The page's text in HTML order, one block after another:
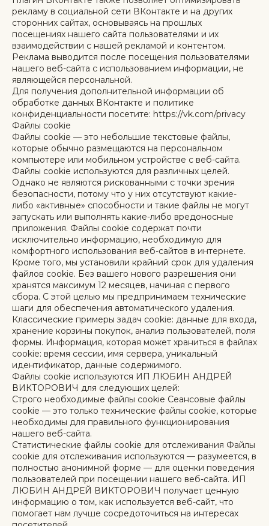
рекламу в социальной сети ВКонтакте и на других
сторонних сайтах, основываясь на прошлых
посещениях нашего сайта пользователями и их
взаимодействии с нашей рекламой и контентом.
Реклама выводится после посещения пользователями
нашего веб-сайта с использованием информации, не
являющейся персональной.
Для получения дополнительной информации об
обработке данных ВКонтакте и политике
конфиденциальности посетите: https://vk.com/privacy
Файлы cookie
Файлы cookie — это небольшие текстовые файлы,
которые обычно размещаются на персональном
компьютере или мобильном устройстве с веб-сайта.
Файлы cookie используются для различных целей.
Однако не являются рискованными с точки зрения
безопасности, потому что у них отсутствуют какие-
либо «активные» способности и такие файлы не могут
запускать или выполнять какие-либо вредоносные
приложения. Файлы cookie содержат почти
исключительно информацию, необходимую для
комфортного использования веб-сайтов в интернете.
Кроме того, мы установили крайний срок для удаления
файлов cookie. Без вашего нового разрешения они
хранятся максимум 12 месяцев, начиная с первого
сбора. С этой целью мы предпринимаем технические
шаги для обеспечения автоматического удаления.
Классические примеры задач cookie: данные для входа,
хранение корзины покупок, анализ пользователей, поля
формы. Информация, которая может храниться в файлах
cookie: время сессии, имя сервера, уникальный
идентификатор, данные содержимого.
Файлы cookie используются ИП ЛЮБИН АНДРЕЙ
ВИКТОРОВИЧ для следующих целей:
Строго необходимые файлы cookie Сеансовые файлы
cookie — это только технические файлы cookie, которые
необходимы для правильного функционирования
нашего веб-сайта.
Статистические файлы cookie для отслеживания Файлы
cookie для отслеживания используются — разумеется, в
полностью анонимной форме — для оценки поведения
пользователей при посещении нашего веб-сайта. ИП
ЛЮБИН АНДРЕЙ ВИКТОРОВИЧ получает ценную
информацию о том, как используется веб-сайт, что
помогает нам лучше сосредоточиться на интересах